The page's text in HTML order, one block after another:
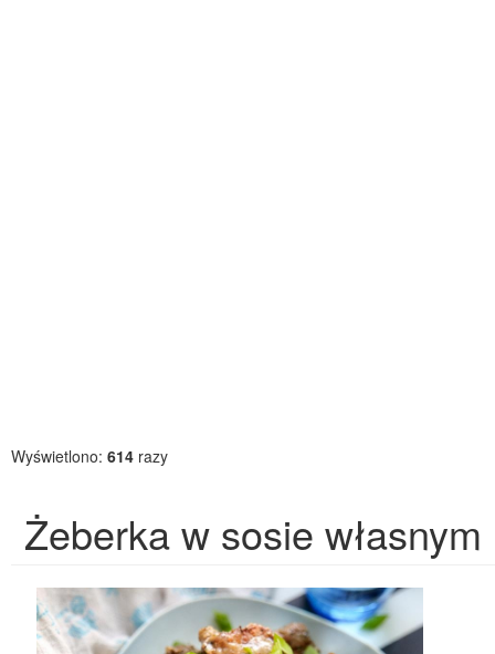
Wyświetlono: 614 razy
Żeberka w sosie własnym